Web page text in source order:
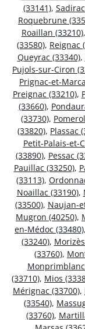
(33141),
Roquebrune
Roaillan (33210),
(33580), Reignac
Queyrac (33340),
Pujols-sur-Ciron
Prignac-et-
Preignac (33210),
(33660),
(33730),
(33820), Plassac
Petit-Palais-et-
(33890), Pessac
Pauillac (33250),
(33113),
Noaillac (33190),
(33500), Naujan-
Mugron (40250),
en-Médoc (33480),
(33240),
(33760),
(33710), Mios
Mérignac (33700),
(33540),
(33760),